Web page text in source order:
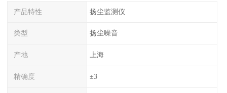
产品特性 扬尘监测仪
类型 扬尘噪音
产地 上海
精确度 ±3